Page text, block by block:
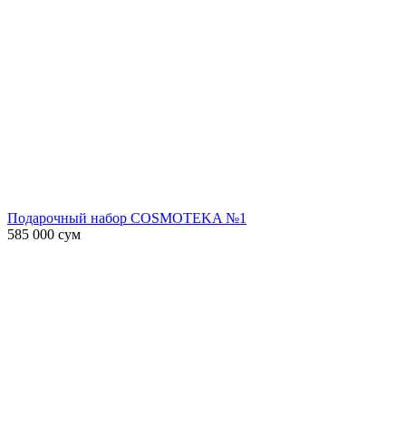
Подарочный набор COSMOTEKA №1
585 000 сум